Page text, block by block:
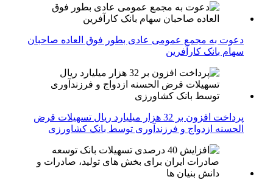
دعوت به مجمع عمومی عادی بطور فوق العاده صاحبان
سهام بانک کارآفرین
پرداخت افزون بر 32 هزار میلیارد ریال تسهیلات قرض
الحسنه ازدواج و فرزندآوری توسط بانک کشاورزی